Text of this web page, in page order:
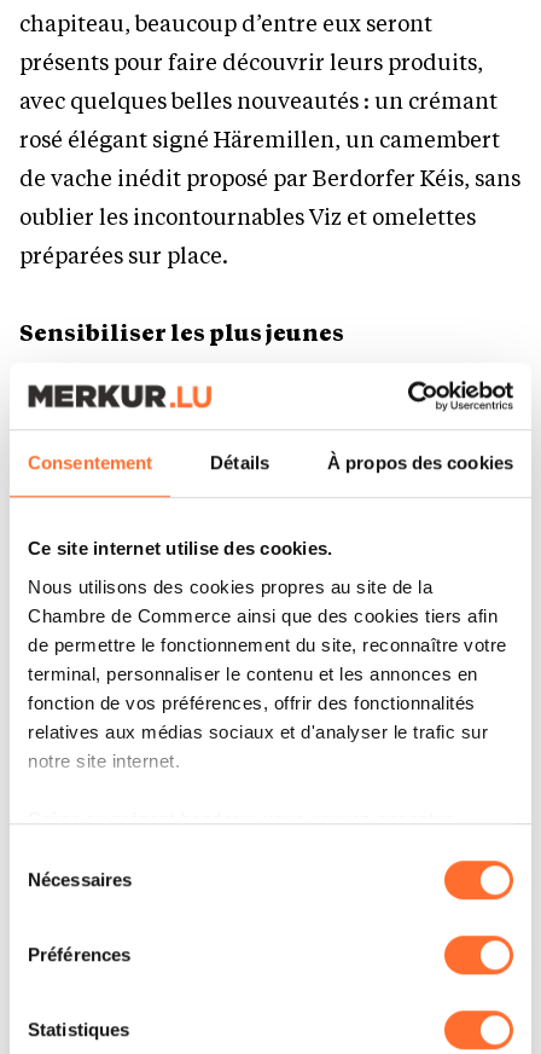
Consentement Détails À propos des cookies
Ce site internet utilise des cookies.
Nous utilisons des cookies propres au site de la
Chambre de Commerce ainsi que des cookies tiers afin
de permettre le fonctionnement du site, reconnaître votre
terminal, personnaliser le contenu et les annonces en
fonction de vos préférences, offrir des fonctionnalités
relatives aux médias sociaux et d'analyser le trafic sur
notre site internet.
Grâce au présent bandeau, vous pouvez accepter,
à l’exception des cookies strictement nécessaires au
fonctionnement du site. Une description des différents
cookies est accessible sous l’onglet « Détails » ci-
dessus.
Il est précisé que la navigation sur le site et certaines
Nécessaires
Préférences
Statistiques
chapiteau, beaucoup d’entre eux seront
présents pour faire découvrir leurs produits,
avec quelques belles nouveautés : un crémant
rosé élégant signé Häremillen, un camembert
de vache inédit proposé par Berdorfer Kéis, sans
oublier les incontournables Viz et omelettes
préparées sur place.
Sensibiliser les plus jeunes
Vendredi matin, deux ateliers pédagogiques
sont proposés aux enfants avec un atelier
monde des abeilles, pour sensibiliser à leur rôle
essentiel dans notre alimentation.
Une invitation à la découverte
Ce week-end à Ettelbruck, le chapiteau Cactus
et de partage, venez déguster les nouveautés en
Cactus !